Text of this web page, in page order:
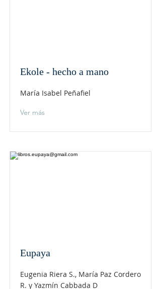
Ekole - hecho a mano
María Isabel Peñafiel
Ver más
Eupaya
Eugenia Riera S., María Paz Cordero
R. y Yazmín Cabbada D